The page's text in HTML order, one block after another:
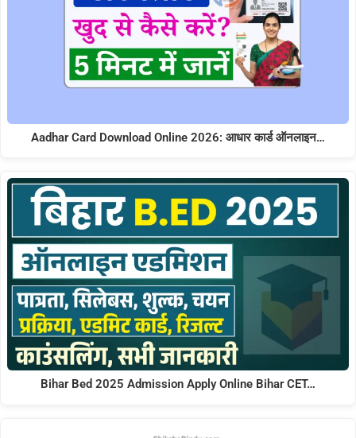
Aadhar Card Download Online 2026: आधार कार्ड ऑनलाइन…
Bihar Bed 2025 Admission Apply Online Bihar CET…